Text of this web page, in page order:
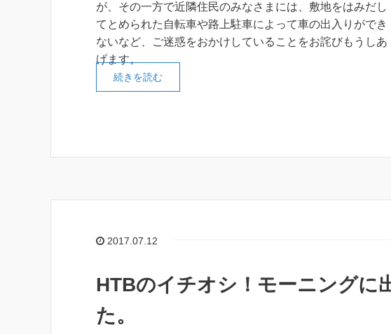
が、その一方で近隣住民のみなさまには、敷地をはみだし
てとめられた自転車や路上駐車によって車の出入りができ
ないなど、ご迷惑をおかけしていることをお詫びもうしあ
げます。
続きを読む
2017.07.12
HTBのイチオシ！モーニングに
た。